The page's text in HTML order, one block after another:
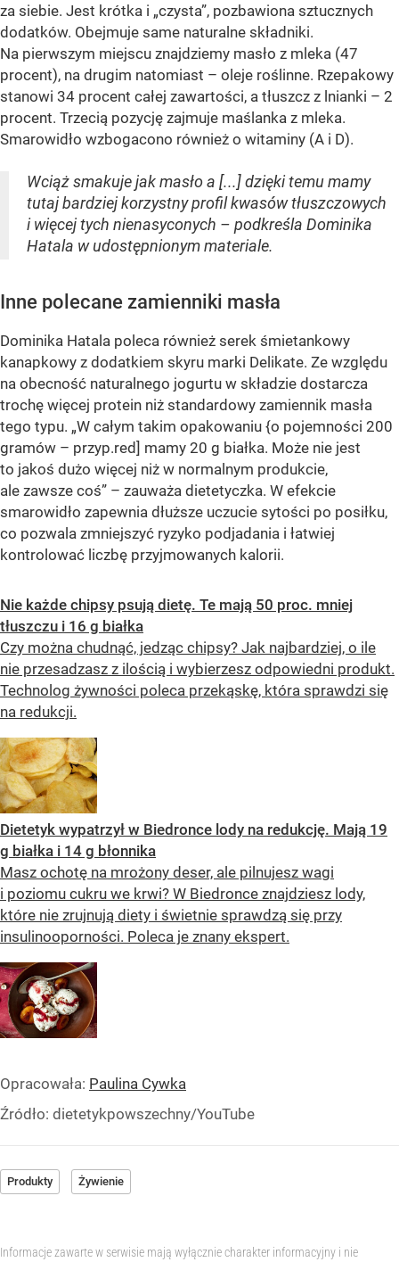
za siebie. Jest krótka i „czysta”, pozbawiona sztucznych
dodatków. Obejmuje same naturalne składniki.
Na pierwszym miejscu znajdziemy masło z mleka (47
procent), na drugim natomiast – oleje roślinne. Rzepakowy
stanowi 34 procent całej zawartości, a tłuszcz z lnianki – 2
procent. Trzecią pozycję zajmuje maślanka z mleka.
Smarowidło wzbogacono również o witaminy (A i D).
Wciąż smakuje jak masło a [...] dzięki temu mamy
tutaj bardziej korzystny profil kwasów tłuszczowych
i więcej tych nienasyconych – podkreśla Dominika
Hatala w udostępnionym materiale.
Inne polecane zamienniki masła
Dominika Hatala poleca również serek śmietankowy
kanapkowy z dodatkiem skyru marki Delikate. Ze względu
na obecność naturalnego jogurtu w składzie dostarcza
trochę więcej protein niż standardowy zamiennik masła
tego typu. „W całym takim opakowaniu {o pojemności 200
gramów – przyp.red] mamy 20 g białka. Może nie jest
to jakoś dużo więcej niż w normalnym produkcie,
ale zawsze coś” – zauważa dietetyczka. W efekcie
smarowidło zapewnia dłuższe uczucie sytości po posiłku,
co pozwala zmniejszyć ryzyko podjadania i łatwiej
kontrolować liczbę przyjmowanych kalorii.
Nie każde chipsy psują dietę. Te mają 50 proc. mniej
tłuszczu i 16 g białka
Czy można chudnąć, jedząc chipsy? Jak najbardziej, o ile
nie przesadzasz z ilością i wybierzesz odpowiedni produkt.
Technolog żywności poleca przekąskę, która sprawdzi się
na redukcji.
Dietetyk wypatrzył w Biedronce lody na redukcję. Mają 19
g białka i 14 g błonnika
Masz ochotę na mrożony deser, ale pilnujesz wagi
i poziomu cukru we krwi? W Biedronce znajdziesz lody,
które nie zrujnują diety i świetnie sprawdzą się przy
insulinooporności. Poleca je znany ekspert.
Opracowała: Paulina Cywka
Źródło: dietetykpowszechny/YouTube
Produkty Żywienie
Informacje zawarte w serwisie mają wyłącznie charakter informacyjny i nie